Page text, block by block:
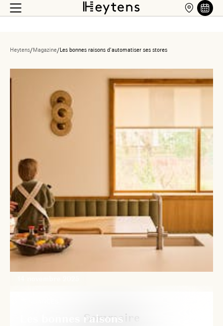
Heytens/Magazine/Les bonnes raisons d’automatiser ses stores
Les bonnes raisons
Sommaire